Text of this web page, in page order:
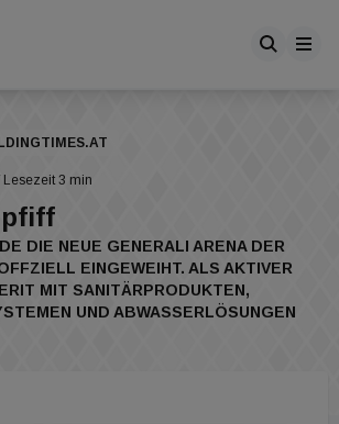
Lesezeit 3 min
DIE NEUE GENERALI ARENA DER
EINGEWEIHT. ALS AKTIVER
MIT SANITÄRPRODUKTEN,
UND ABWASSERLÖSUNGEN